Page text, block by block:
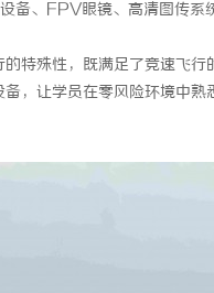
备、FPV眼镜、高清图传
特殊性，既满足了竞速飞
，让学员在零风险环境中